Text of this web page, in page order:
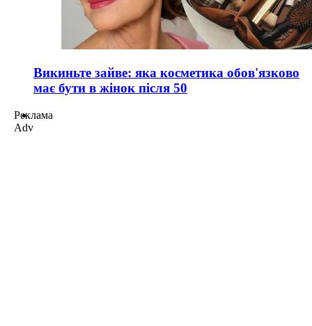
Викиньте зайве: яка косметика обов'язково
має бути в жінок після 50
Реклама
Adv